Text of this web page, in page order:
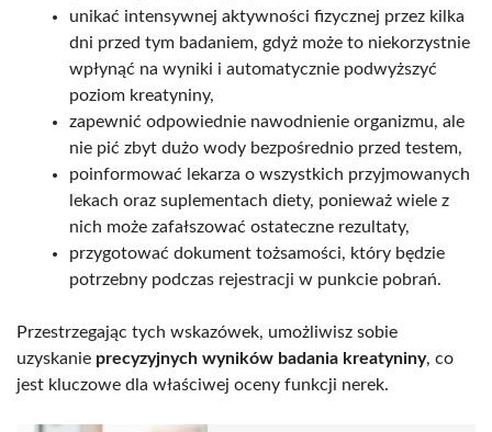
unikać intensywnej aktywności fizycznej przez kilka
dni przed tym badaniem, gdyż może to niekorzystnie
wpłynąć na wyniki i automatycznie podwyższyć
poziom kreatyniny,
zapewnić odpowiednie nawodnienie organizmu, ale
nie pić zbyt dużo wody bezpośrednio przed testem,
poinformować lekarza o wszystkich przyjmowanych
lekach oraz suplementach diety, ponieważ wiele z
nich może zafałszować ostateczne rezultaty,
przygotować dokument tożsamości, który będzie
potrzebny podczas rejestracji w punkcie pobrań.
Przestrzegając tych wskazówek, umożliwisz sobie
uzyskanie precyzyjnych wyników badania kreatyniny, co
jest kluczowe dla właściwej oceny funkcji nerek.